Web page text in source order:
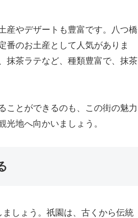
産やデザートも豊富です。八つ橋
番のお土産として人気がありま
抹茶ラテなど、種類豊富で、抹茶
ことができるのも、この街の魅力
地へ向かいましょう。
しょう。祇園は、古くから伝統